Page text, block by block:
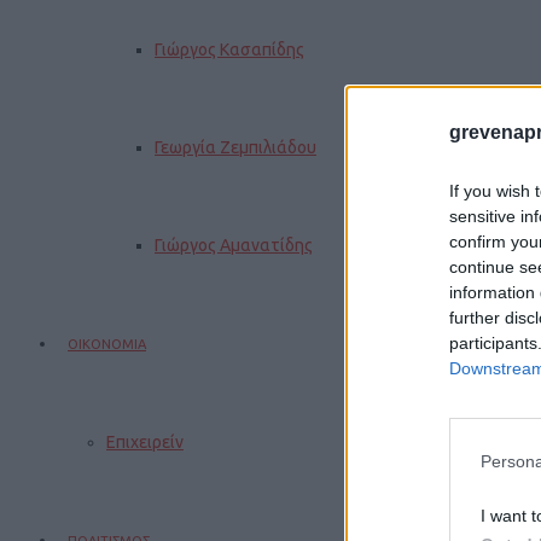
If you wish
sensitive
confirm
continue
information
further
I want
Γιώργος Κασαπίδης
Γεωργία Ζεμπιλιάδου
Γιώργος Αμανατίδης
ΟΙΚΟΝΟΜΙΑ
Επιχειρείν